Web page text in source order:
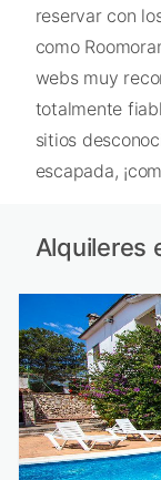
reservar con
como
webs muy
totalmente
sitios
escapada,
Alquileres